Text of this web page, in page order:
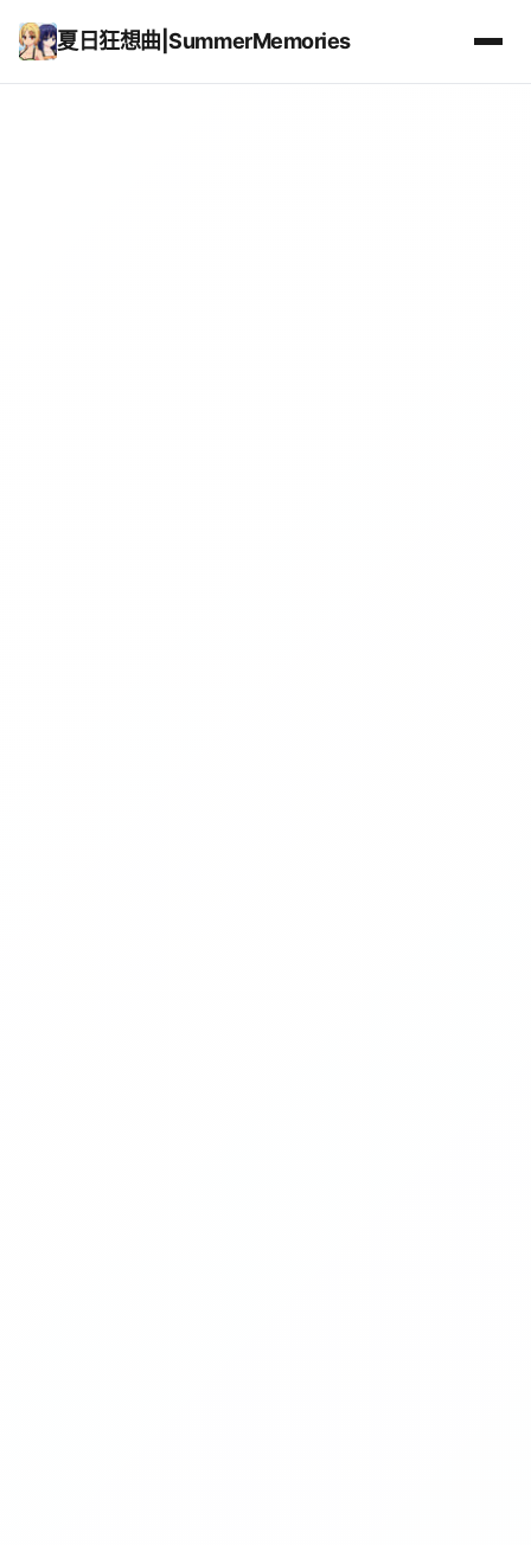
夏日狂想曲|SummerMemories